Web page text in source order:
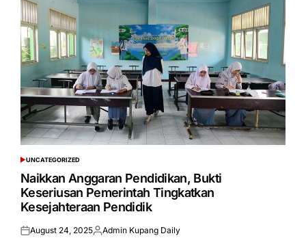
POSTED
IN
UNCATEGORIZED
Naikkan Anggaran Pendidikan, Bukti
Keseriusan Pemerintah Tingkatkan
Kesejahteraan Pendidik
Posted
August 24, 2025Posted
Admin Kupang Daily